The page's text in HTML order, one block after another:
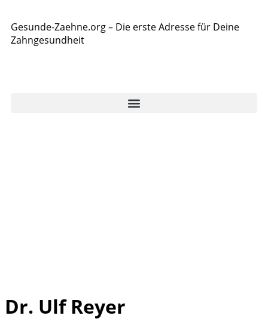
Gesunde-Zaehne.org – Die erste Adresse für Deine
Zahngesundheit
Dr. Ulf Reyer